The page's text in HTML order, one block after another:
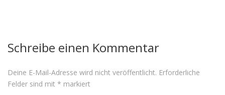
Schreibe einen Kommentar
Deine E-Mail-Adresse wird nicht veröffentlicht. Erforderliche
Felder sind mit * markiert